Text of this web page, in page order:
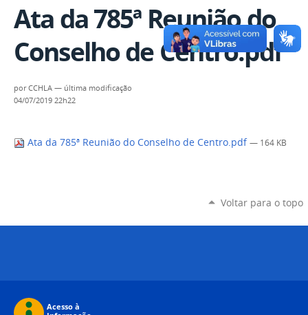
Ata da 785ª Reunião do
Conselho de Centro.pdf
porCCHLA — última modificação
04/07/2019 22h22
Ata da 785ª Reunião do Conselho de Centro.pdf — 164 KB
Voltar para o topo